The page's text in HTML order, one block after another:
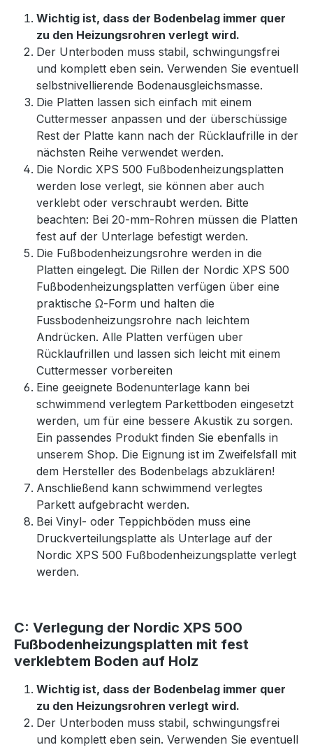
Wichtig ist, dass der Bodenbelag immer quer
zu den Heizungsrohren verlegt wird.
Der Unterboden muss stabil, schwingungsfrei
und komplett eben sein. Verwenden Sie eventuell
selbstnivellierende Bodenausgleichsmasse.
Die Platten lassen sich einfach mit einem
Cuttermesser anpassen und der überschüssige
Rest der Platte kann nach der Rücklaufrille in der
nächsten Reihe verwendet werden.
Die Nordic XPS 500 Fußbodenheizungsplatten
werden lose verlegt, sie können aber auch
verklebt oder verschraubt werden. Bitte
beachten: Bei 20-mm-Rohren müssen die Platten
fest auf der Unterlage befestigt werden.
Die Fußbodenheizungsrohre werden in die
Platten eingelegt. Die Rillen der Nordic XPS 500
Fußbodenheizungsplatten verfügen über eine
praktische Ω-Form und halten die
Fussbodenheizungsrohre nach leichtem
Andrücken. Alle Platten verfügen uber
Rücklaufrillen und lassen sich leicht mit einem
Cuttermesser vorbereiten
Eine geeignete Bodenunterlage kann bei
schwimmend verlegtem Parkettboden eingesetzt
werden, um für eine bessere Akustik zu sorgen.
Ein passendes Produkt finden Sie ebenfalls in
unserem Shop. Die Eignung ist im Zweifelsfall mit
dem Hersteller des Bodenbelags abzuklären!
Anschließend kann schwimmend verlegtes
Parkett aufgebracht werden.
Bei Vinyl- oder Teppichböden muss eine
Druckverteilungsplatte als Unterlage auf der
Nordic XPS 500 Fußbodenheizungsplatte verlegt
werden.
C: Verlegung der Nordic XPS 500
Fußbodenheizungsplatten mit fest
verklebtem Boden auf Holz
Wichtig ist, dass der Bodenbelag immer quer
zu den Heizungsrohren verlegt wird.
Der Unterboden muss stabil, schwingungsfrei
und komplett eben sein. Verwenden Sie eventuell